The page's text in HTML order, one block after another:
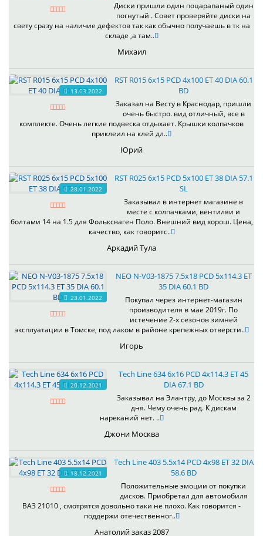
Диски пришли один поцарапаный один
погнутый . Совет проверяйте диски на
свету сразу на наличие дефектов так как обычно получаешь в тк на
складе ,а там..
Михаил
13.03.2022
RST R015 6x15 PCD 4x100 ET 40 DIA 60.1
BD
Заказал на Весту в Краснодар, пришли
очень быстро. вид отличный, все в
комплекте. Очень легкие подвеска отдыхает. Крышки колпачков
приклеил на клей дл..
Юрий
28.01.2022
RST R025 6x15 PCD 5x100 ET 38 DIA 57.1
SL
Заказывал в интернет магазине в
месте с колпачками, вентиляи и
болтами 14 на 1.5 для Фольксваген Поло. Внешний вид хорош. Цена,
качество, как говоритс..
Аркадий Тула
23.01.2022
NEO N-V03-1875 7.5x18 PCD 5x114.3 ET
35 DIA 60.1 BD
Покупал через интернет-магазин
производителя в мае 2019г. По
истечение 2-х сезонов зимней
эксплуатации в Томске, под лаком в районе крепежных отверсти..
Игорь
20.12.2021
Tech Line 634 6x16 PCD 4x114.3 ET 45
DIA 67.1 BD
Заказывал на Элантру, до Москвы за 2
дня. Чему очень рад. К дискам
нареканий нет. ..
Джони Москва
18.12.2021
Tech Line 403 5.5x14 PCD 4x98 ET 32 DIA
58.6 BD
Положительные эмоции от покупки
дисков. Приобретал для автомобиля
ВАЗ 21010 , смотрятся довольно таки не плохо. Как говорится -
поддержи отечественног..
Анатолий заказ 2087